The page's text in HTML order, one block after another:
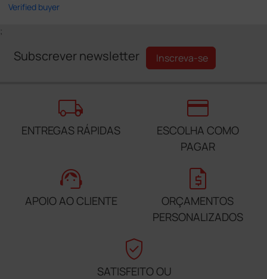
Verified buyer
;
Subscrever newsletter Inscreva-se
local_shipping
ENTREGAS RÁPIDAS
credit_card
ESCOLHA COMO
PAGAR
support_agent
APOIO AO CLIENTE
request_quote
ORÇAMENTOS
PERSONALIZADOS
verified_user
SATISFEITO OU